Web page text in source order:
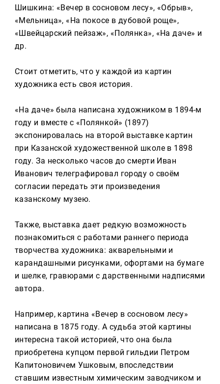
Шишкина: «Вечер в сосновом лесу», «Обрыв»,
«Мельница», «На покосе в дубовой роще»,
«Швейцарский пейзаж», «Полянка», «На даче» и
др.
Стоит отметить, что у каждой из картин
художника есть своя история.
«На даче» была написана художником в 1894-м
году и вместе с «Полянкой» (1897)
экспонировалась на второй выставке картин
при Казанской художественной школе в 1898
году. За несколько часов до смерти Иван
Иванович телеграфировал городу о своём
согласии передать эти произведения
казанскому музею.
Также, выставка дает редкую возможность
познакомиться с работами раннего периода
творчества художника: акварельными и
карандашными рисунками, офортами на бумаге
и шелке, гравюрами с дарственными надписями
автора.
Например, картина «Вечер в сосновом лесу»
написана в 1875 году. А судьба этой картины
интересна такой историей, что она была
приобретена купцом первой гильдии Петром
Капитоновичем Ушковым, впоследствии
ставшим известным химическим заводчиком и